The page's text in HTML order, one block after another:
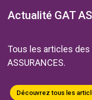
Actualité GAT
Tous les articles
ASSURANCES.
Découvrez tous les